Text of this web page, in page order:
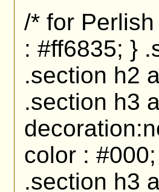
/* for
: #ff6835; }
.section h2
.section h3
color :
.section h3